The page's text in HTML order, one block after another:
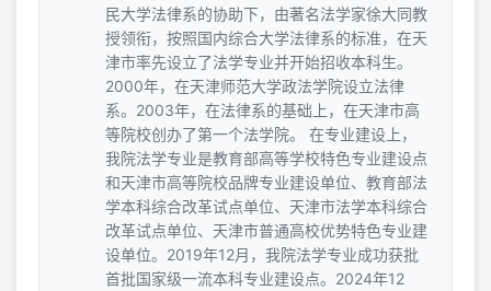
民大学法律系的协助下，由著名法学家徐大同教
授领衔，按照国内综合大学法律系的标准，在天
津市率先设立了法学专业并开始招收本科生。
2000年，在天津师范大学政法学院设立法律
系。2003年，在法律系的基础上，在天津市高
等院校创办了第一个法学院。 在专业建设上，
我院法学专业是教育部高等学校特色专业建设点
和天津市高等院校品牌专业建设单位、教育部法
学本科综合改革试点单位、天津市法学本科综合
改革试点单位、天津市普通高校优势特色专业建
设单位。2019年12月，我院法学专业成功获批
首批国家级一流本科专业建设点。2024年12